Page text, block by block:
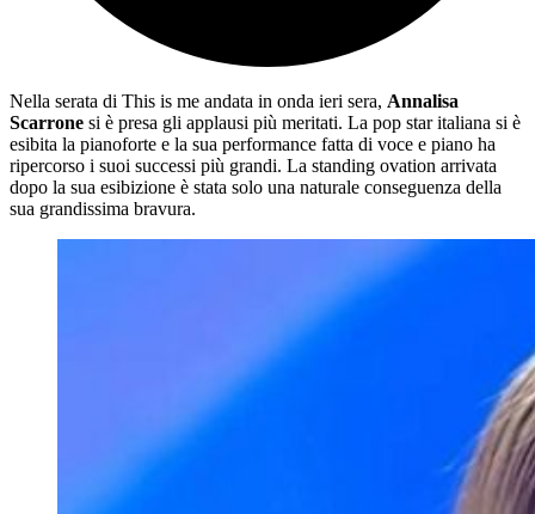
Nella serata di This is me andata in onda ieri sera, Annalisa
Scarrone si è presa gli applausi più meritati. La pop star italiana si è
esibita la pianoforte e la sua performance fatta di voce e piano ha
ripercorso i suoi successi più grandi. La standing ovation arrivata
dopo la sua esibizione è stata solo una naturale conseguenza della
sua grandissima bravura.